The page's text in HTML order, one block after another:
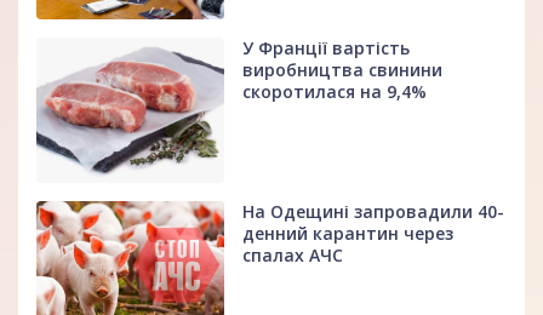
У Франції вартість
виробництва свинини
скоротилася на 9,4%
На Одещині запровадили 40-
денний карантин через
спалах АЧС